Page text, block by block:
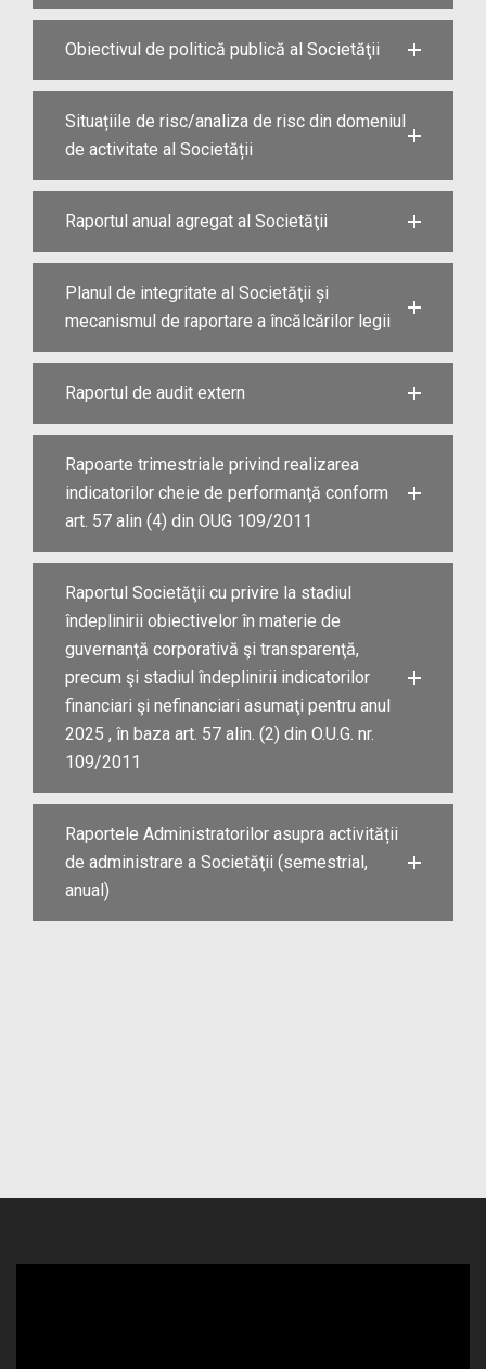
Obiectivul de politică publică al Societăţii
Situațiile de risc/analiza de risc din domeniul
de activitate al Societății
Raportul anual agregat al Societăţii
Planul de integritate al Societăţii și
mecanismul de raportare a încălcărilor legii
Raportul de audit extern
Rapoarte trimestriale privind realizarea
indicatorilor cheie de performanţă conform
art. 57 alin (4) din OUG 109/2011
Raportul Societăţii cu privire la stadiul
îndeplinirii obiectivelor în materie de
guvernanţă corporativă şi transparenţă,
precum şi stadiul îndeplinirii indicatorilor
financiari şi nefinanciari asumaţi pentru anul
2025 , în baza art. 57 alin. (2) din O.U.G. nr.
109/2011
Raportele Administratorilor asupra activității
de administrare a Societăţii (semestrial,
anual)